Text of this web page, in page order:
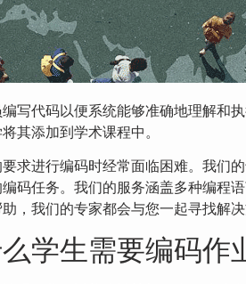
写代码以便系统能够准确地理解和
其添加到学术课程中。
求进行编码时经常面临困难。我们
码任务。我们的服务涵盖多种编程
，我们的专家都会与您一起寻找解决
学生需要编码作